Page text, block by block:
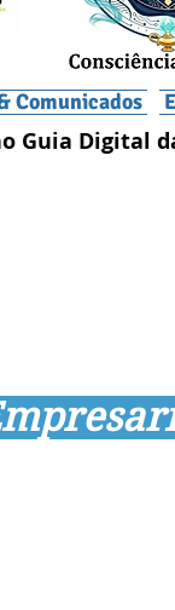
Comunicados
Guia Digital